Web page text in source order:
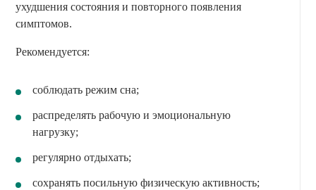
ухудшения состояния и повторного появления
симптомов.
Рекомендуется:
соблюдать режим сна;
распределять рабочую и эмоциональную
нагрузку;
регулярно отдыхать;
сохранять посильную физическую активность;